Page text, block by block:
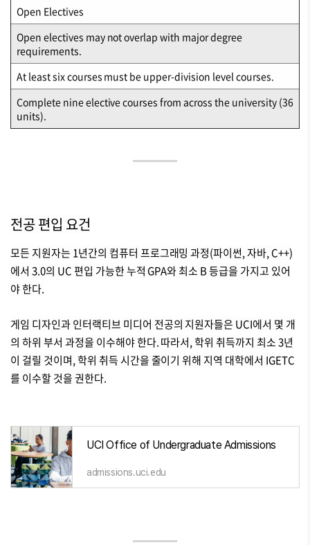
Open Electives
Open electives may not overlap with major degree
requirements.
At least six courses must be upper-division level courses.
Complete nine elective courses from across the university (36
units).
전공 편입 요건
모든 지원자는 1년간의 컴퓨터 프로그래밍 과정(파이썬, 자바, C++)
에서 3.0의 UC 편입 가능한 누적 GPA와 최소 B 등급을 가지고 있어
야 한다.
게임 디자인과 인터랙티브 미디어 전공의 지원자들은 UCI에서 몇 개
의 하위 부서 과정을 이수해야 한다. 따라서, 학위 취득까지 최소 3년
이 걸릴 것이며, 학위 취득 시간을 줄이기 위해 지역 대학에서 IGETC
를 이수할 것을 권한다.
UCI Office of Undergraduate Admissions
admissions.uci.edu